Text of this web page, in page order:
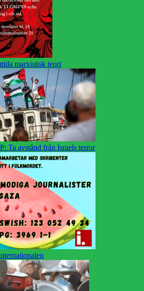
marxistisk teori
Ta avstånd från Israels terror